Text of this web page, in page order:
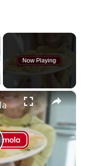
Now Playing
×